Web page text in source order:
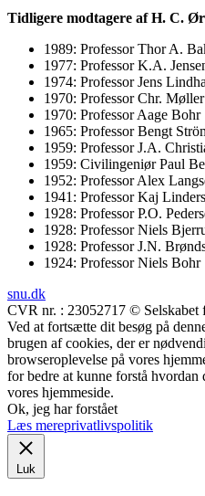
Tidligere modtagere af H. C.
1989: Professor Thor A.
1977: Professor K.A.
1974: Professor Jens
1970: Professor Chr. Møller
1970: Professor Aage Bohr
1965: Professor Bengt
1959: Professor J.A.
1959: Civilingeniør Paul
1952: Professor Alex
1941: Professor Kaj
1928: Professor P.O.
1928: Professor Niels
1928: Professor J.N.
1924: Professor Niels Bohr
snu.dk
CVR nr. : 23052717 © Selskabet
Ved at fortsætte dit besøg på
brugen af cookies, der er
browseroplevelse på vores
for bedre at kunne forstå hvordan
vores hjemmeside.
Ok, jeg har forstået
Læs mereprivatlivspolitik
Luk